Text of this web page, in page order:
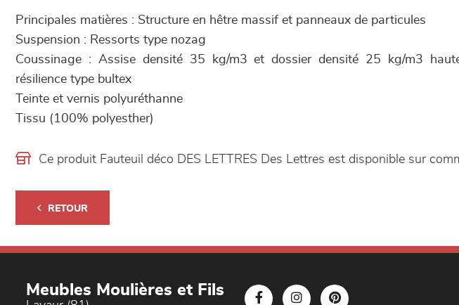
Principales matières : Structure en hêtre massif et panneaux de particules
Suspension : Ressorts type nozag
Coussinage : Assise densité 35 kg/m3 et dossier densité 25 kg/m3
résilience type bultex
Teinte et vernis polyuréthanne
Tissu (100% polyesther)
Ce produit Fauteuil déco DES LETTRES Des Lettres est disponible sur
RETOUR
Meubles Moulières et Fils